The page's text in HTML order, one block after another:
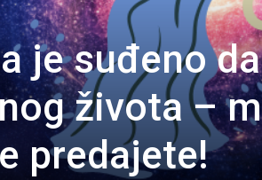
je suđeno
života –
predajete!